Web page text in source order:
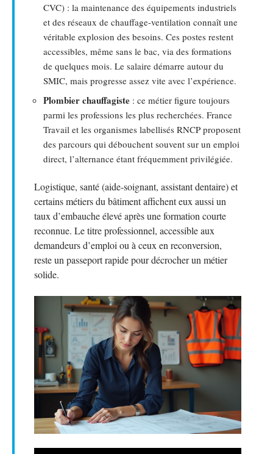
CVC) : la maintenance des équipements industriels
et des réseaux de chauffage-ventilation connaît une
véritable explosion des besoins. Ces postes restent
accessibles, même sans le bac, via des formations
de quelques mois. Le salaire démarre autour du
SMIC, mais progresse assez vite avec l’expérience.
Plombier chauffagiste : ce métier figure toujours
parmi les professions les plus recherchées. France
Travail et les organismes labellisés RNCP proposent
des parcours qui débouchent souvent sur un emploi
direct, l’alternance étant fréquemment privilégiée.
Logistique, santé (aide-soignant, assistant dentaire) et
certains métiers du bâtiment affichent eux aussi un
taux d’embauche élevé après une formation courte
reconnue. Le titre professionnel, accessible aux
demandeurs d’emploi ou à ceux en reconversion,
reste un passeport rapide pour décrocher un métier
solide.